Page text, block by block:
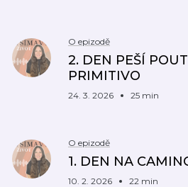
O epizodě
2. DEN PEŠÍ
PRIMITIVO
24. 3. 2026 25 min
O epizodě
1. DEN NA
10. 2. 2026 22 min